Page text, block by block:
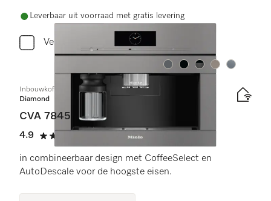
Leverbaar uit voorraad met gratis levering
Vergelijken
Kleur:Kleur:Kleur:Kleur:Kleur:
Inbouwkoffiemachine met DirectWater
Diamond
CVA 7845
4.9
4.9 sterren op 5
(11 beoordelingen)
in combineerbaar design met CoffeeSelect en
AutoDescale voor de hoogste eisen.